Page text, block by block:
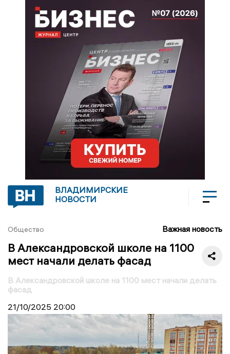
ВЛАДИМИРСКИЕ
НОВОСТИ
Общество Важная новость
В Александровской школе на 1100
мест начали делать фасад
В Александровской школе на 1100 мест начали делать
фасад
21/10/2025 20:00